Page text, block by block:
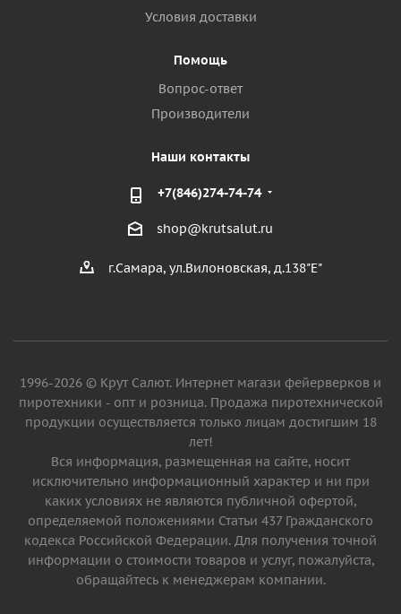
Условия доставки
Помощь
Вопрос-ответ
Производители
Наши контакты
+7(846)274-74-74
shop@krutsalut.ru
г.Самара, ул.Вилоновская, д.138"Е"
1996-2026 © Крут Салют. Интернет магази фейерверков и
пиротехники - опт и розница. Продажа пиротехнической
продукции осуществляется только лицам достигшим 18
лет!
Вся информация, размещенная на сайте, носит
исключительно информационный характер и ни при
каких условиях не являются публичной офертой,
определяемой положениями Статьи 437 Гражданского
кодекса Российской Федерации. Для получения точной
информации о стоимости товаров и услуг, пожалуйста,
обращайтесь к менеджерам компании.